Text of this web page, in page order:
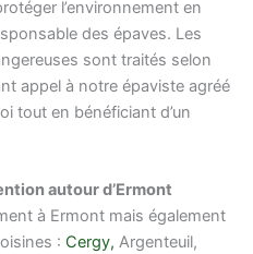
l’environnement en
des épaves. Les
sont traités selon
appel à notre épaviste agréé
tout en bénéficiant d’un
autour d’Ermont
à Ermont mais également
: Cergy, Argenteuil,